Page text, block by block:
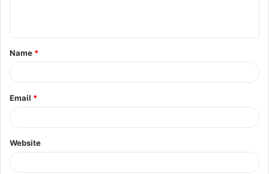
t
*
Name *
Email *
Website